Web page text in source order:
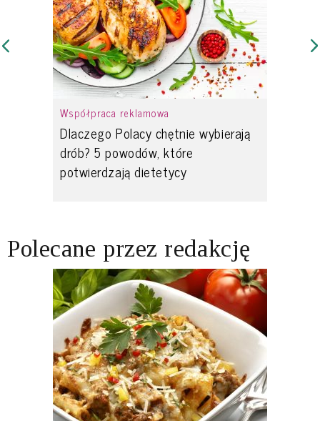
Współpraca reklamowa
Dlaczego Polacy chętnie wybierają
drób? 5 powodów, które
potwierdzają dietetycy
Polecane przez redakcję